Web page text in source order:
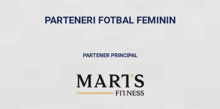
PARTENERI FOTBAL FEMININ
PARTENER PRINCIPAL